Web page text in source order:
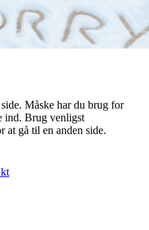
Måske har du brug for
ind. Brug venligst
at gå til en anden side.